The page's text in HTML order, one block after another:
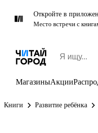
Откройте в
Место встречи с
МагазиныАкции
Книги Развитие ребёнка